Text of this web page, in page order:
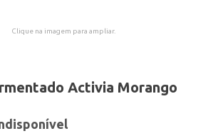
Clique na imagem para ampliar.
Activia Morango